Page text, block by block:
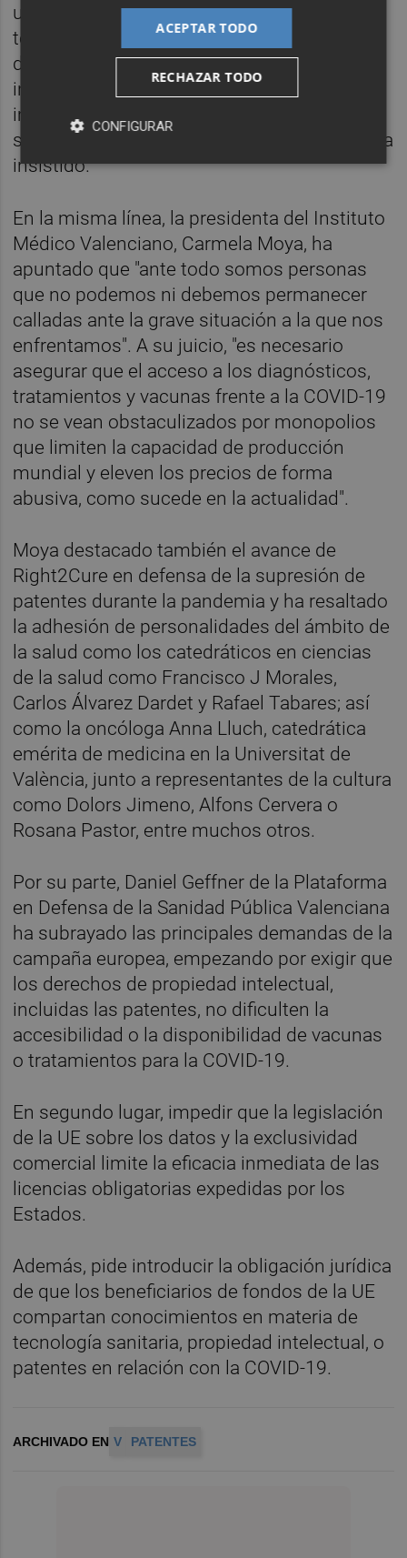
un bien común que deben ser accesibles a
toda la población, debiendo primar el
derecho a la salud sobre el lucro de la
industria farmacéutica". Y para ello, "es
imprescindible suprimir, en esta emergencia
sanitaria, los monopolios de las patentes", ha
insistido.
En la misma línea, la presidenta del Instituto
Médico Valenciano, Carmela Moya, ha
apuntado que "ante todo somos personas
que no podemos ni debemos permanecer
calladas ante la grave situación a la que nos
enfrentamos". A su juicio, "es necesario
asegurar que el acceso a los diagnósticos,
tratamientos y vacunas frente a la COVID-19
no se vean obstaculizados por monopolios
que limiten la capacidad de producción
mundial y eleven los precios de forma
abusiva, como sucede en la actualidad".
Moya destacado también el avance de
Right2Cure en defensa de la supresión de
patentes durante la pandemia y ha resaltado
la adhesión de personalidades del ámbito de
la salud como los catedráticos en ciencias
de la salud como Francisco J Morales,
Carlos Álvarez Dardet y Rafael Tabares; así
como la oncóloga Anna Lluch, catedrática
emérita de medicina en la Universitat de
València, junto a representantes de la cultura
como Dolors Jimeno, Alfons Cervera o
Rosana Pastor, entre muchos otros.
Por su parte, Daniel Geffner de la Plataforma
en Defensa de la Sanidad Pública Valenciana
ha subrayado las principales demandas de la
campaña europea, empezando por exigir que
los derechos de propiedad intelectual,
incluidas las patentes, no dificulten la
accesibilidad o la disponibilidad de vacunas
o tratamientos para la COVID-19.
En segundo lugar, impedir que la legislación
de la UE sobre los datos y la exclusividad
comercial limite la eficacia inmediata de las
licencias obligatorias expedidas por los
Estados.
Además, pide introducir la obligación jurídica
de que los beneficiarios de fondos de la UE
compartan conocimientos en materia de
tecnología sanitaria, propiedad intelectual, o
patentes en relación con la COVID-19.
ARCHIVADO EN V PATENTES
ACEPTAR TODO
RECHAZAR TODO
CONFIGURAR